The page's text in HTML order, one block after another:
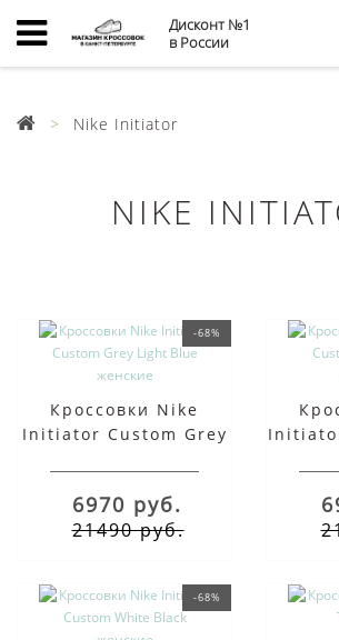
Дисконт №1
в России
Nike Initiator
NIKE
-68%
Кроссовки Nike
Initiator Custom Grey
6970 руб.
21490 руб.
-68%